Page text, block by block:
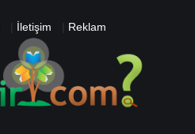
İletişim Reklam